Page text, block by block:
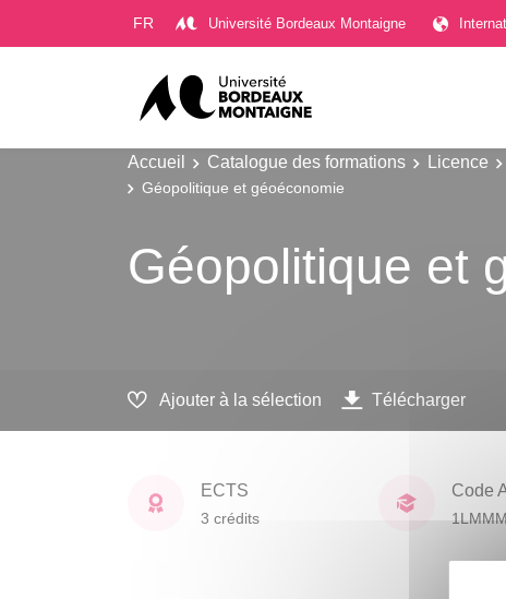
FR Université Bordeaux Montaigne
Accueil Catalogue des formations Licence
Géopolitique et géoéconomie
Géopolitique et
Ajouter à la sélection Télécharger
ECTS
3 crédits
Code